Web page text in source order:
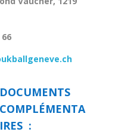
66
DOCUMENTS
COMPLÉMENTA
IRES :